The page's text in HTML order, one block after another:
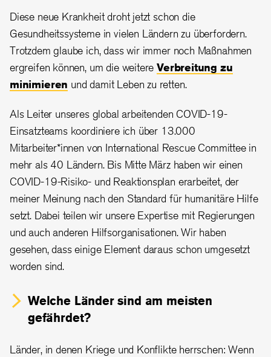
Diese neue Krankheit droht jetzt schon die
Gesundheitssysteme in vielen Ländern zu überfordern.
Trotzdem glaube ich, dass wir immer noch Maßnahmen
ergreifen können, um die weitereVerbreitung zu
minimieren und damit Leben zu retten.
Als Leiter unseres global arbeitenden COVID-19-
Einsatzteams koordiniere ich über 13.000
Mitarbeiter*innen von International Rescue Committee in
mehr als 40 Ländern. Bis Mitte März haben wir einen
COVID-19-Risiko- und Reaktionsplan erarbeitet, der
meiner Meinung nach den Standard für humanitäre Hilfe
setzt. Dabei teilen wir unsere Expertise mit Regierungen
und auch anderen Hilfsorganisationen. Wir haben
gesehen, dass einige Element daraus schon umgesetzt
worden sind.
Welche Länder sind am meisten
gefährdet?
Länder, in denen Kriege und Konflikte herrschen: Wenn